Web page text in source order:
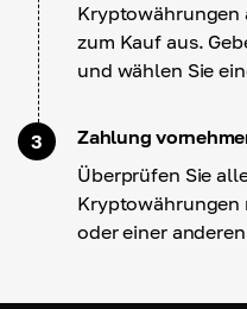
Kryptowährungen
zum Kauf aus.
und wählen Sie
3
Zahlung
Überprüfen Sie
Kryptowährungen
oder einer